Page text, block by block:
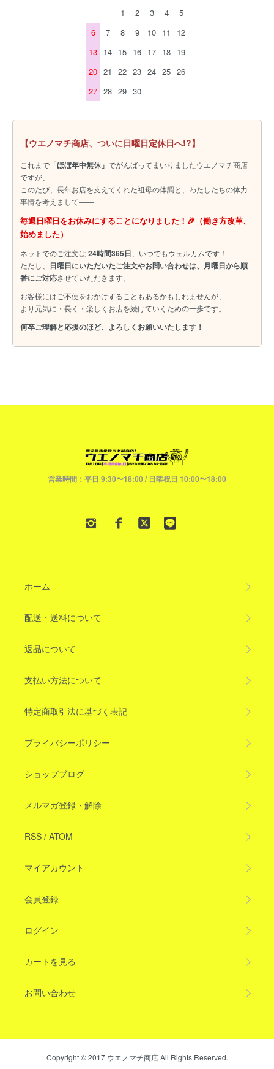
1
2 3 4
5
6
7 8 9 10 11
12
13 14 15 16 17 18 19
20 21 22 23 24 25 26
27 28 29 30
【ウエノマチ商店、ついに日曜日定休日へ!?】
これまで 「ほぼ年中無休」 でがんばってまいりましたウエノマチ商店
ですが、
このたび、長年お店を支えてくれた祖母の体調と、わたしたちの体力
事情を考えまして――
毎週日曜日をお休みにすることになりました！🎉（働き方改革、
始めました）
ネットでのご注文は 24時間365日 、いつでもウェルカムです！
ただし、
日曜日にいただいたご注文やお問い合わせは、月曜日から順
番にご対応させていただきます。
お客様にはご不便をおかけすることもあるかもしれませんが、
より元気に・長く・楽しくお店を続けていくための一歩です。
何卒ご理解と応援のほど、よろしくお願いいたします！
営業時間：平日 9:30〜18:00 / 日曜祝日 10:00〜18:00
ホーム
配送・送料について
返品について
支払い方法について
特定商取引法に基づく表記
プライバシーポリシー
ショップブログ
メルマガ登録・解除
RSS / ATOM
マイアカウント
会員登録
ログイン
カートを見る
お問い合わせ
Copyright © 2017 ウエノマチ商店 All Rights Reserved.